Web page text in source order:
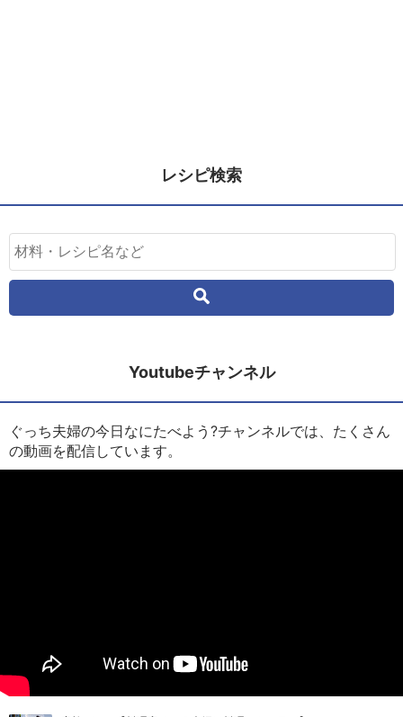
レシピ検索
Youtubeチャンネル
ぐっち夫婦の今日なにたべよう?チャンネルでは、たくさん
の動画を配信しています。